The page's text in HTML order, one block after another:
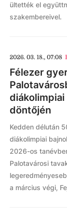
ültették el
szakembereivel.
2026. 03. 18., 07:08
Félezer
döntőjén
Kedden délután
diákolimpiai
2026-os
Palotavárosi
a március végi,